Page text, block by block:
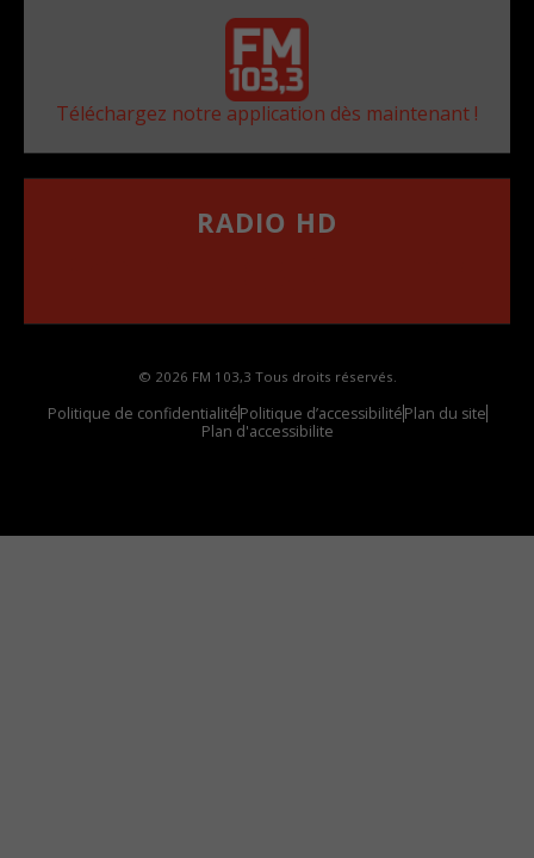
Téléchargez notre application dès maintenant !
RADIO HD
© 2026 FM 103,3 Tous droits réservés.
Politique de confidentialitéPolitique d’accessibilitéPlan du site
Plan d'accessibilite